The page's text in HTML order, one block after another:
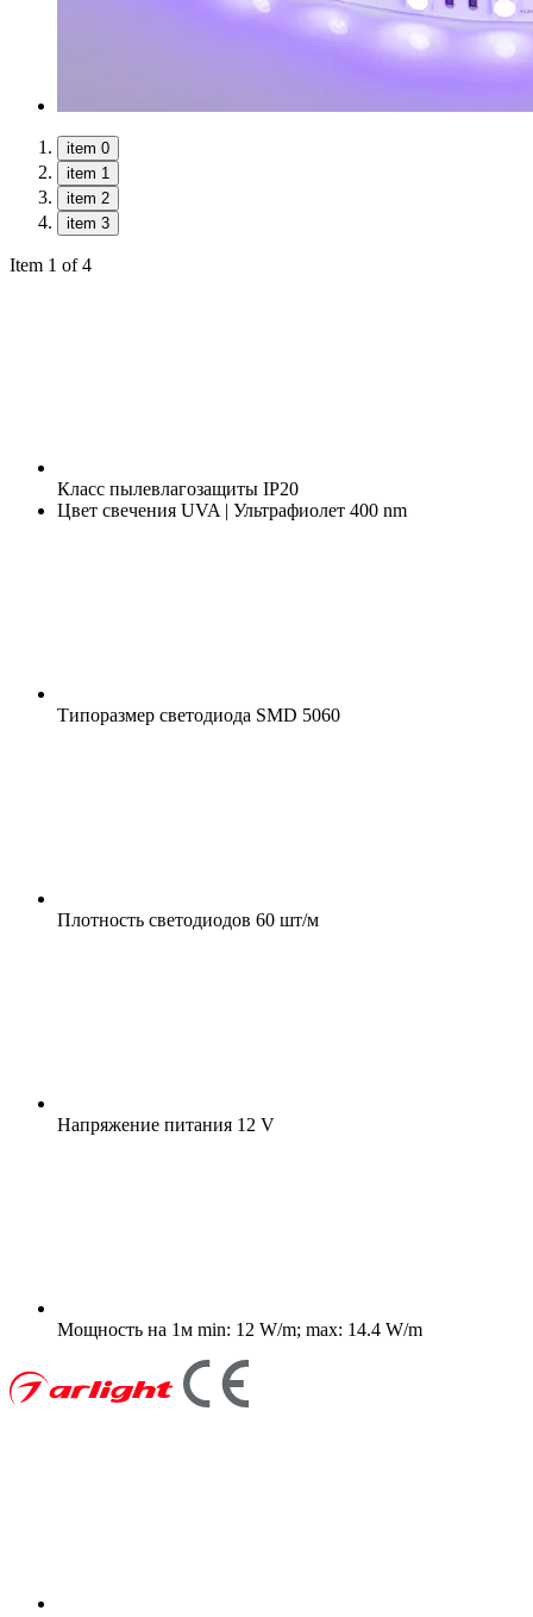
item 0
item 1
item 2
item 3
Item 1 of 4
Класс пылевлагозащиты IP20
Цвет свечения UVA | Ультрафиолет 400 nm
Типоразмер светодиода SMD 5060
Плотность светодиодов 60 шт/м
Напряжение питания 12 V
Мощность на 1м min: 12 W/m; max: 14.4 W/m